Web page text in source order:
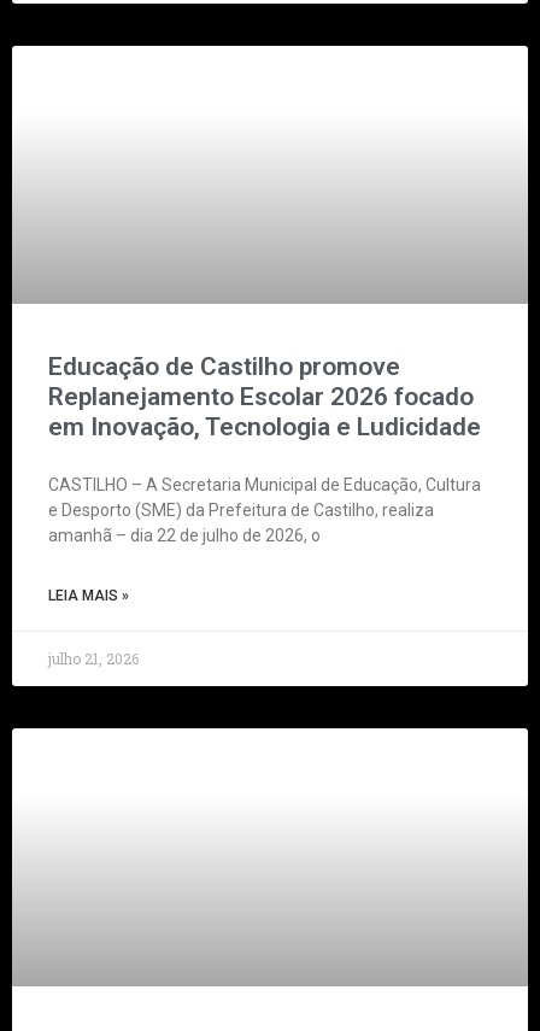
Educação de Castilho promove
Replanejamento Escolar 2026 focado
em Inovação, Tecnologia e Ludicidade
CASTILHO – A Secretaria Municipal de Educação, Cultura
e Desporto (SME) da Prefeitura de Castilho, realiza
amanhã – dia 22 de julho de 2026, o
LEIA MAIS »
julho 21, 2026